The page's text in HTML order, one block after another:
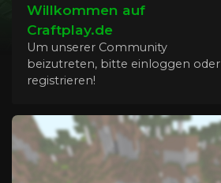
Willkommen auf
Craftplay.de
Um unserer Community
beizutreten, bitte einloggen oder
registrieren!